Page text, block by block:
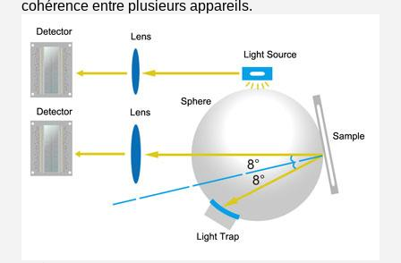
cohérence entre plusieurs appareils.